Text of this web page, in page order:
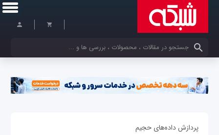
کلمات کلیدی خود را وارد کنید
پردازش داده‌های حجیم